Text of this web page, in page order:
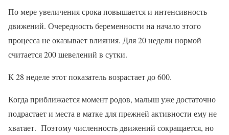
По мере увеличения срока повышается и интенсивность
движений. Очередность беременности на начало этого
процесса не оказывает влияния. Для 20 недели нормой
считается 200 шевелений в сутки.
К 28 неделе этот показатель возрастает до 600.
Когда приближается момент родов, малыш уже достаточно
подрастает и места в матке для прежней активности ему не
хватает. Поэтому численность движений сокращается, но